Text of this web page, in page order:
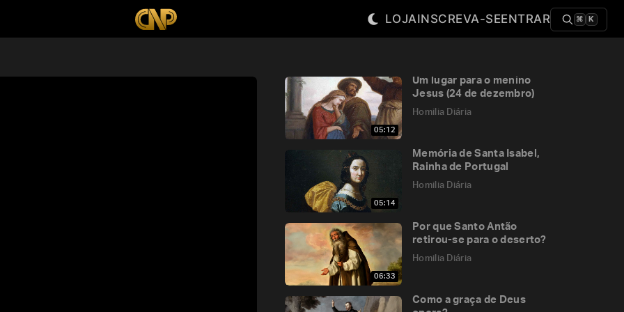
LOJAINSCREVA-SEENTRAR ⌘ K
05:12
Um lugar para o menino
Jesus (24 de dezembro)
Homilia Diária
05:14
Memória de Santa Isabel,
Rainha de Portugal
Homilia Diária
06:33
Por que Santo Antão
retirou-se para o deserto?
Homilia Diária
Como a graça de Deus